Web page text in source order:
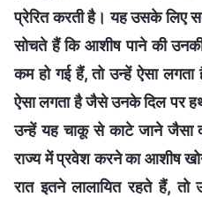
प्रेरित करती है। यह उसके लिए
सोचते हैं कि आशीष पाने की उनकी
कम हो गई हैं, तो उन्हें ऐसा
ऐसा लगता है जैसे उनके दिल पर
उन्हें यह चाकू से काटे जाने जैसा
राज्य में प्रवेश करने का आशीष
रात इतने लालायित रहते हैं,